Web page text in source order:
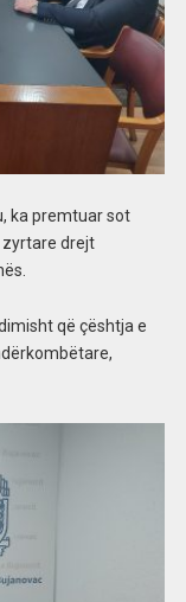
ka premtuar sot
drejt
që çështja e